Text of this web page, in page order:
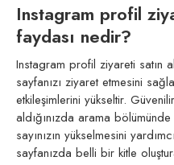
Instagram profil
faydası nedir?
Instagram profil ziyareti satın
sayfanızı ziyaret etmesini
etkileşimlerini yükseltir.
aldığınızda arama
sayınızın yükselmesini
sayfanızda belli bir kitle